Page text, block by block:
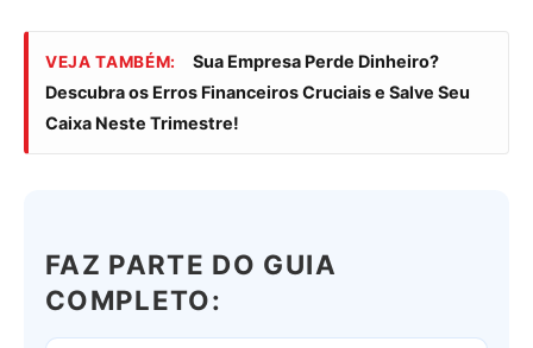
VEJA TAMBÉM:
Sua Empresa Perde Dinheiro?
Descubra os Erros Financeiros Cruciais e Salve Seu
Caixa Neste Trimestre!
FAZ PARTE DO GUIA
COMPLETO: